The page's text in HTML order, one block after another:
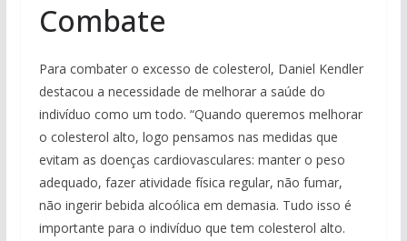
Combate
Para combater o excesso de colesterol, Daniel Kendler
destacou a necessidade de melhorar a saúde do
indivíduo como um todo. “Quando queremos melhorar
o colesterol alto, logo pensamos nas medidas que
evitam as doenças cardiovasculares: manter o peso
adequado, fazer atividade física regular, não fumar,
não ingerir bebida alcoólica em demasia. Tudo isso é
importante para o indivíduo que tem colesterol alto.